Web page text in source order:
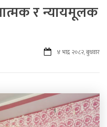
र न्यायमूलक
४ भाद्र २०८२, बुधवार